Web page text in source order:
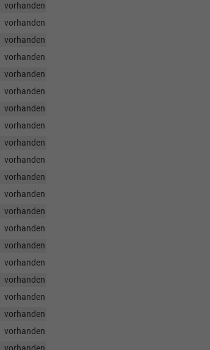
vorhanden
vorhanden
vorhanden
vorhanden
vorhanden
vorhanden
vorhanden
vorhanden
vorhanden
vorhanden
vorhanden
vorhanden
vorhanden
vorhanden
vorhanden
vorhanden
vorhanden
vorhanden
vorhanden
vorhanden